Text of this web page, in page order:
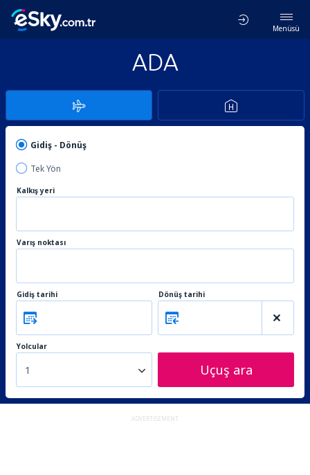
Menüsü
ADA
Gidiş - Dönüş
Tek Yön
Kalkış yeri
Varış noktası
Gidiş tarihi Dönüş tarihi
Yolcular
1 Uçuş ara
ADVERTISEMENT